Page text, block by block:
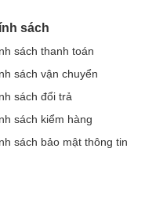
Bát Tràngmang lại
cách hiện đại, tạo
sách
sách thanh toán
sách vận chuyển
sách đổi trả
sách kiểm hàng
sách bảo mật thông tin